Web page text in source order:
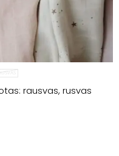
rausvas, rusvas